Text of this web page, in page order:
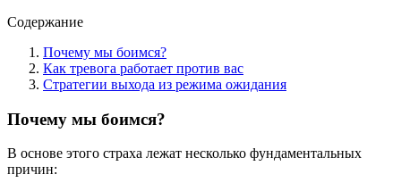
Содержание
Почему мы боимся?
Как тревога работает против вас
Стратегии выхода из режима ожидания
Почему мы боимся?
В основе этого страха лежат несколько фундаментальных
причин: